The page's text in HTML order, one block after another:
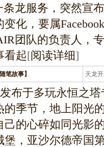
条龙服务，突然宣
化，要属
团队的负责人，
看起[阅读详细]
笔故事】 天龙
龙
布于多玩永恒之
季节，地上阳光
的心碎如同光影
，亚沙尔德帝国